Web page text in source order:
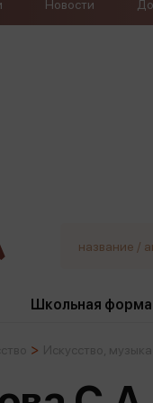
Новости
Школьная форма